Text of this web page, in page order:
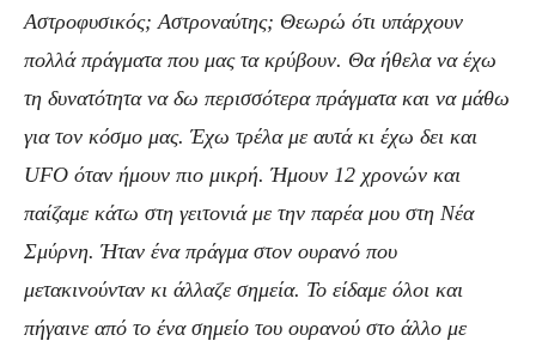
Αστροφυσικός; Αστροναύτης; Θεωρώ ότι υπάρχουν
πολλά πράγματα που μας τα κρύβουν. Θα ήθελα να έχω
τη δυνατότητα να δω περισσότερα πράγματα και να μάθω
για τον κόσμο μας. Έχω τρέλα με αυτά κι έχω δει και
UFO όταν ήμουν πιο μικρή. Ήμουν 12 χρονών και
παίζαμε κάτω στη γειτονιά με την παρέα μου στη Νέα
Σμύρνη. Ήταν ένα πράγμα στον ουρανό που
μετακινούνταν κι άλλαζε σημεία. Το είδαμε όλοι και
πήγαινε από το ένα σημείο του ουρανού στο άλλο με